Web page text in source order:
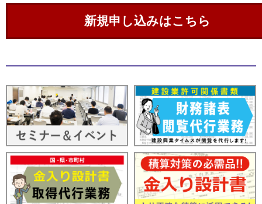
新規申し込みはこちら